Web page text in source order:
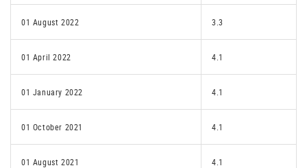
01 August 2022 3.3
01 April 2022 4.1
01 January 2022 4.1
01 October 2021 4.1
01 August 2021 4.1